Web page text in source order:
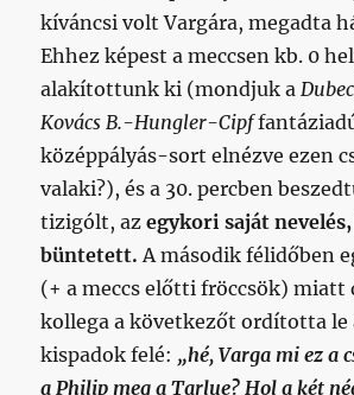
kíváncsi volt Vargára, megadta
Ehhez képest a meccsen kb. 0
alakítottunk ki (mondjuk a
Kovács B.-Hungler-Cipf
középpályás-sort elnézve ezen
valaki?), és a 30. percben
tizigólt, azegykori saját
büntetett.A második félidőben
(+ a meccs előtti fröccsök) miatt
kollega a következőt ordította
kispadok felé: „hé, Varga mi ez a
a Philip meg a Tarlue? Hol a két